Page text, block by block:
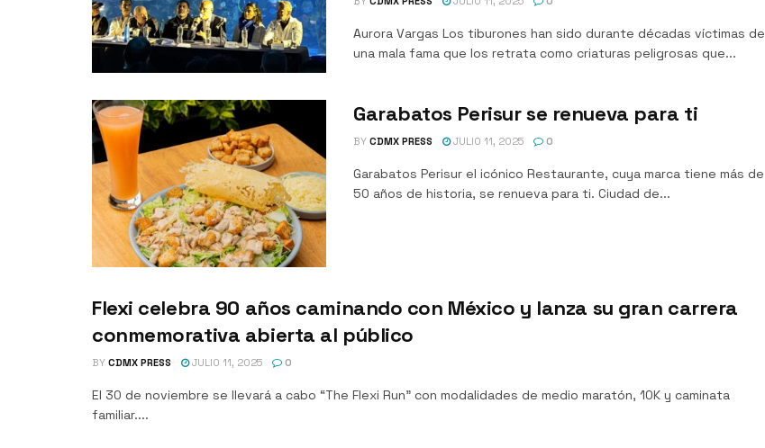
Aurora Vargas Los tiburones han sido durante décadas víctimas de
una mala fama que los retrata como criaturas peligrosas que...
Garabatos Perisur se renueva para ti
BY CDMX PRESS JULIO 11, 2025 0
Garabatos Perisur el icónico Restaurante, cuya marca tiene más de
50 años de historia, se renueva para ti. Ciudad de...
Flexi celebra 90 años caminando con México y lanza su gran carrera
conmemorativa abierta al público
BY CDMX PRESS JULIO 11, 2025 0
El 30 de noviembre se llevará a cabo “The Flexi Run” con modalidades de medio maratón, 10K y caminata
familiar....